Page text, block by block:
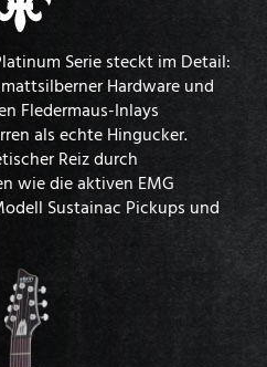
Serie steckt im Detail:
Hardware und
Fledermaus-Inlays
als echte Hingucker.
Reiz durch
wie die aktiven EMG
Sustainac Pickups und